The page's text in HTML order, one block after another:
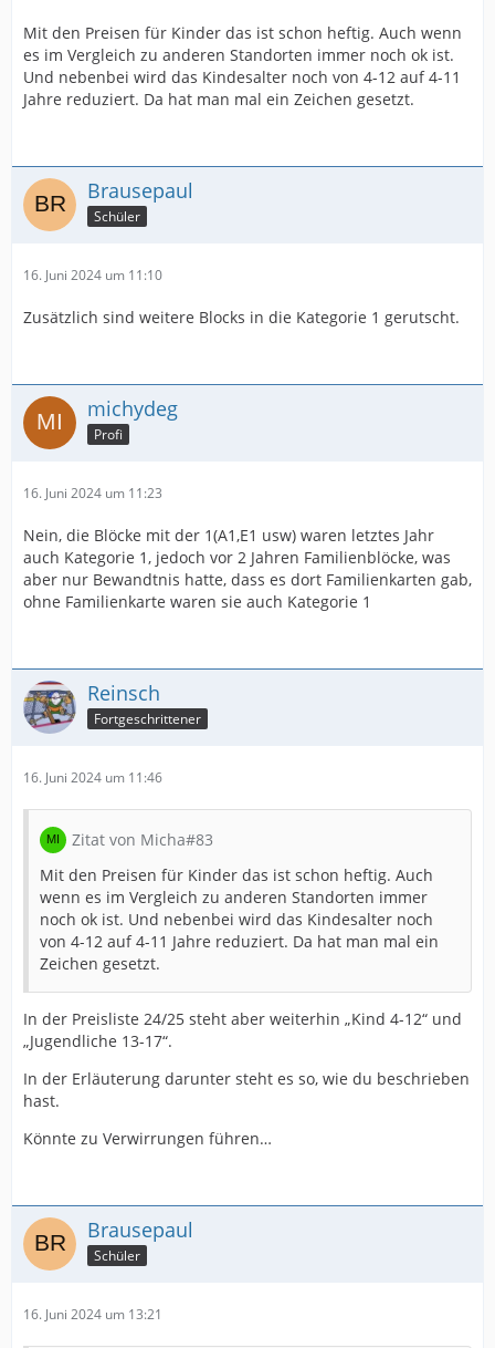
Mit den Preisen für Kinder das ist schon heftig. Auch wenn
es im Vergleich zu anderen Standorten immer noch ok ist.
Und nebenbei wird das Kindesalter noch von 4-12 auf 4-11
Jahre reduziert. Da hat man mal ein Zeichen gesetzt.
Brausepaul
Schüler
16. Juni 2024 um 11:10
Zusätzlich sind weitere Blocks in die Kategorie 1 gerutscht.
michydeg
Profi
16. Juni 2024 um 11:23
Nein, die Blöcke mit der 1(A1,E1 usw) waren letztes Jahr
auch Kategorie 1, jedoch vor 2 Jahren Familienblöcke, was
aber nur Bewandtnis hatte, dass es dort Familienkarten gab,
ohne Familienkarte waren sie auch Kategorie 1
Reinsch
Fortgeschrittener
16. Juni 2024 um 11:46
Zitat von Micha#83
Mit den Preisen für Kinder das ist schon heftig. Auch
wenn es im Vergleich zu anderen Standorten immer
noch ok ist. Und nebenbei wird das Kindesalter noch
von 4-12 auf 4-11 Jahre reduziert. Da hat man mal ein
Zeichen gesetzt.
In der Preisliste 24/25 steht aber weiterhin „Kind 4-12“ und
„Jugendliche 13-17“.
In der Erläuterung darunter steht es so, wie du beschrieben
hast.
Könnte zu Verwirrungen führen…
Brausepaul
Schüler
16. Juni 2024 um 13:21